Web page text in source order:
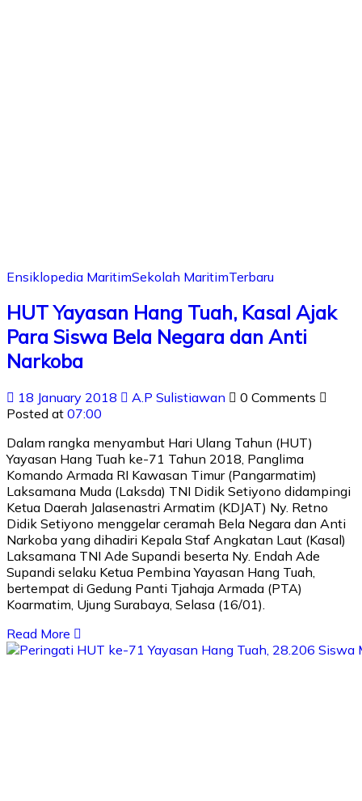
Ensiklopedia MaritimSekolah MaritimTerbaru
HUT Yayasan Hang Tuah, Kasal Ajak
Para Siswa Bela Negara dan Anti
Narkoba
18 January 2018 A.P Sulistiawan
0 Comments
Posted at 07:00
Dalam rangka menyambut Hari Ulang Tahun (HUT)
Yayasan Hang Tuah ke-71 Tahun 2018, Panglima
Komando Armada RI Kawasan Timur (Pangarmatim)
Laksamana Muda (Laksda) TNI Didik Setiyono didampingi
Ketua Daerah Jalasenastri Armatim (KDJAT) Ny. Retno
Didik Setiyono menggelar ceramah Bela Negara dan Anti
Narkoba yang dihadiri Kepala Staf Angkatan Laut (Kasal)
Laksamana TNI Ade Supandi beserta Ny. Endah Ade
Supandi selaku Ketua Pembina Yayasan Hang Tuah,
bertempat di Gedung Panti Tjahaja Armada (PTA)
Koarmatim, Ujung Surabaya, Selasa (16/01).
Read More